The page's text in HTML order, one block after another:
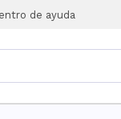
de ayuda